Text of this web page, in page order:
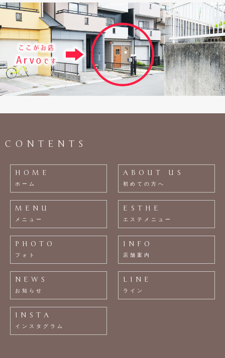
CONTENTS
HOME
ホーム
ABOUT US
初めての方へ
MENU
メニュー
ESTHE
エステメニュー
PHOTO
フォト
INFO
店舗案内
NEWS
お知らせ
LINE
ライン
INSTA
インスタグラム